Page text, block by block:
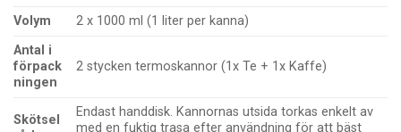
Volym
2 x 1000 ml (1 liter per kanna)
Antal i
förpack
ningen
2 stycken termoskannor (1x Te + 1x Kaffe)
Skötsel
Endast handdisk. Kannornas utsida torkas enkelt av
med en fuktig trasa efter användning för att bäst